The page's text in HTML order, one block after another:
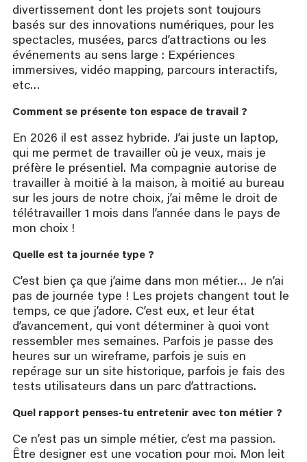
divertissement dont les projets sont toujours
basés sur des innovations numériques, pour les
spectacles, musées, parcs d’attractions ou les
événements au sens large : Expériences
immersives, vidéo mapping, parcours interactifs,
etc…
Comment se présente ton espace de travail ?
En 2026 il est assez hybride. J’ai juste un laptop,
qui me permet de travailler où je veux, mais je
préfère le présentiel. Ma compagnie autorise de
travailler à moitié à la maison, à moitié au bureau
sur les jours de notre choix, j’ai même le droit de
télétravailler 1 mois dans l’année dans le pays de
mon choix !
Quelle est ta journée type ?
C’est bien ça que j’aime dans mon métier… Je n’ai
pas de journée type ! Les projets changent tout le
temps, ce que j’adore. C’est eux, et leur état
d’avancement, qui vont déterminer à quoi vont
ressembler mes semaines. Parfois je passe des
heures sur un wireframe, parfois je suis en
repérage sur un site historique, parfois je fais des
tests utilisateurs dans un parc d’attractions.
Quel rapport penses-tu entretenir avec ton métier ?
Ce n’est pas un simple métier, c’est ma passion.
Être designer est une vocation pour moi. Mon leit